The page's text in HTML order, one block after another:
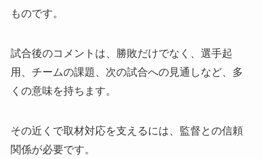
ものです。
試合後のコメントは、勝敗だけでなく、選手起
用、チームの課題、次の試合への見通しなど、多
くの意味を持ちます。
その近くで取材対応を支えるには、監督との信頼
関係が必要です。